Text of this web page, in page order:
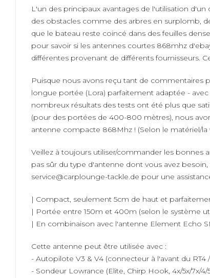
L'un des principaux avantages de l'utilisation
des obstacles comme des arbres en surplomb,
que le bateau reste coincé dans des feuilles
pour savoir si les antennes courtes 868mhz
différentes provenant de différents fournisseurs.
Puisque nous avons reçu tant de commentaires
longue portée (Lora) parfaitement adaptée -
nombreux résultats des tests ont été plus que
(pour des portées de 400-800 mètres), nous
antenne compacte 868Mhz ! (Selon le matériel/
Veillez à toujours utiliser/commander les bonnes
pas sûr du type d'antenne dont vous avez
service@carplounge-tackle.de pour une
| Compact, seulement 5cm de haut et
| Portée entre 150m et 400m (selon le système
| En combinaison avec l'antenne Element Echo
Cette antenne peut être utilisée avec :
- Autopilote V3 & V4 (connecteur à l'avant du RT4 /
- Sondeur Lowrance (Elite, Chirp Hook, 4x/5x/7x/4/